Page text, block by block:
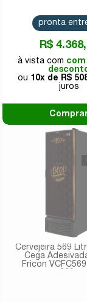
R$
com
10x de
R$
pronta
Cervejeira 569
Cega
Fricon